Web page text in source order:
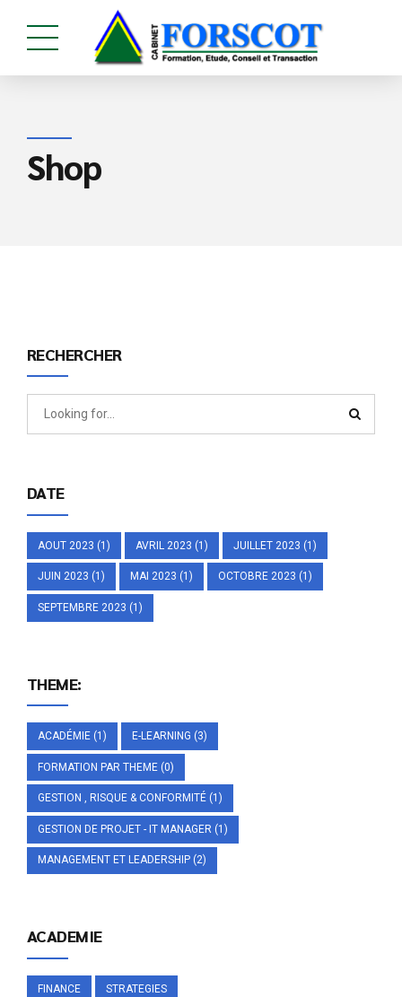
Shop
RECHERCHER
DATE
AOUT 2023 (1) AVRIL 2023 (1) JUILLET 2023 (1)
JUIN 2023 (1) MAI 2023 (1) OCTOBRE 2023 (1)
SEPTEMBRE 2023 (1)
THEME:
ACADÉMIE (1) E-LEARNING (3)
FORMATION PAR THEME (0)
GESTION , RISQUE & CONFORMITÉ (1)
GESTION DE PROJET - IT MANAGER (1)
MANAGEMENT ET LEADERSHIP (2)
ACADEMIE
FINANCE STRATEGIES